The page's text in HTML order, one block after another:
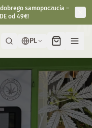
PL
samopoczucia –
od 49€!